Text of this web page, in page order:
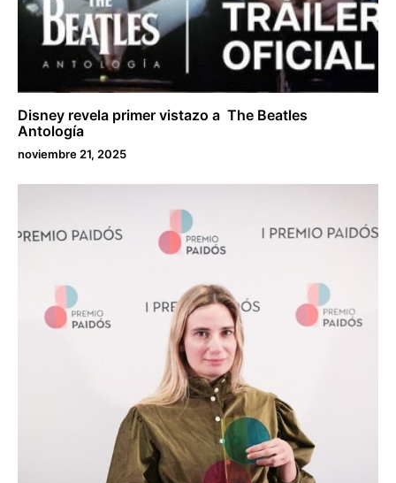
Disney revela primer vistazo a The Beatles
Antología
noviembre 21, 2025